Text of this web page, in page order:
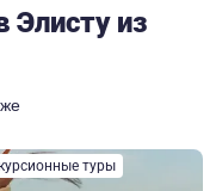
Элисту из
туры